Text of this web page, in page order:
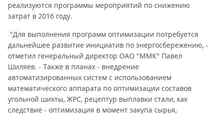
реализуются программы мероприятий по снижению
затрат в 2016 году.
"Для выполнения программ оптимизации потребуется
дальнейшее развитие инициатив по энергосбережению, -
отметил генеральный директор ОАО "ММК" Павел
Шиляев. - Также в планах - внедрение
автоматизированных систем с использованием
математического аппарата по оптимизации составов
угольной шихты, ЖРС, рецептур выплавки стали, как
следствие - оптимизация в момент закупа сырья,